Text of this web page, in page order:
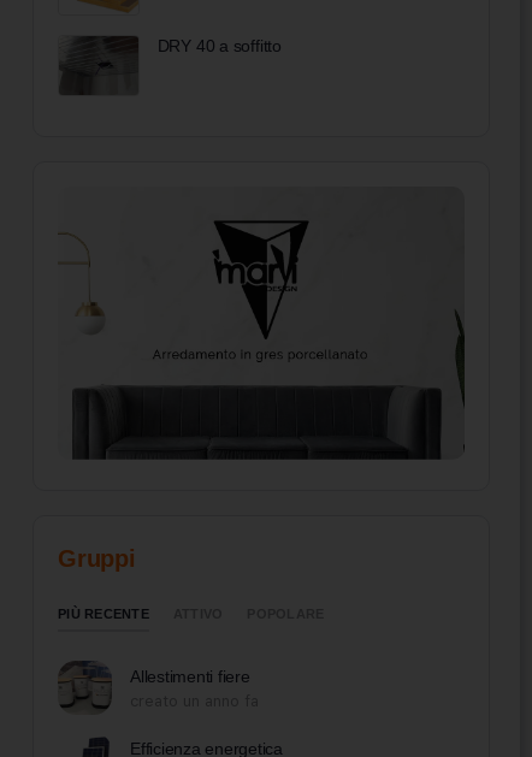
DRY 40 a soffitto
Gruppi
PIÙ RECENTE
Allestimenti fiere
Efficienza energetica